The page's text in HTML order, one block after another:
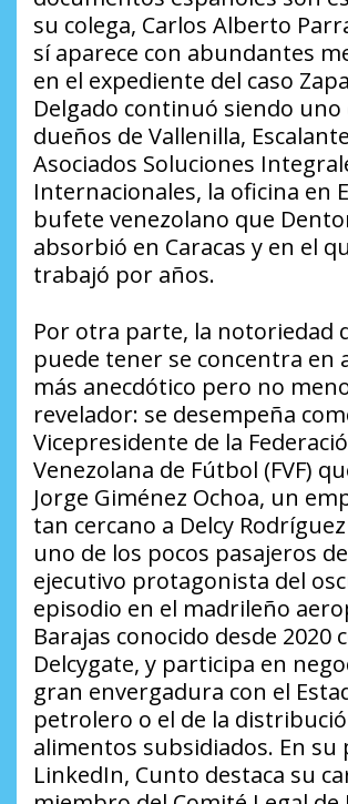
su colega, Carlos Alberto
sí aparece con abundantes
en el expediente del caso
Delgado continuó siendo uno
dueños de Vallenilla,
Asociados Soluciones
Internacionales, la oficina en
bufete venezolano que
absorbió en Caracas y en el
trabajó por años.
Por otra parte, la notoriedad
puede tener se concentra en
más anecdótico pero no
revelador: se desempeña
Vicepresidente de la
Venezolana de Fútbol (FVF)
Jorge Giménez Ochoa, un
tan cercano a Delcy
uno de los pocos pasajeros
ejecutivo protagonista del
episodio en el madrileño
Barajas conocido desde 2020
Delcygate, y participa en
gran envergadura con el
petrolero o el de la
alimentos subsidiados. En su
LinkedIn, Cunto destaca su